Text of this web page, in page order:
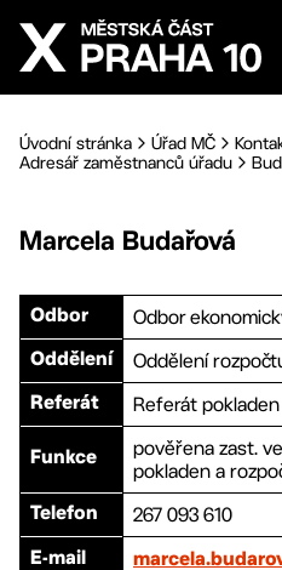
Přejít na hlavní obsah
Úvodní stránka Úřad MČ
Adresář zaměstnanců úřadu
Marcela Budařová
Odbor Odbor
Oddělení Oddělení
Referát Referát
Funkce
pověřena zast.
pokladen a
Telefon 267 093 610
E-mail